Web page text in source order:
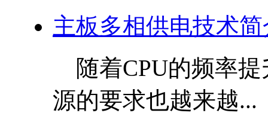
主板多相供电技术简
随着CPU的频率提
源的要求也越来越...